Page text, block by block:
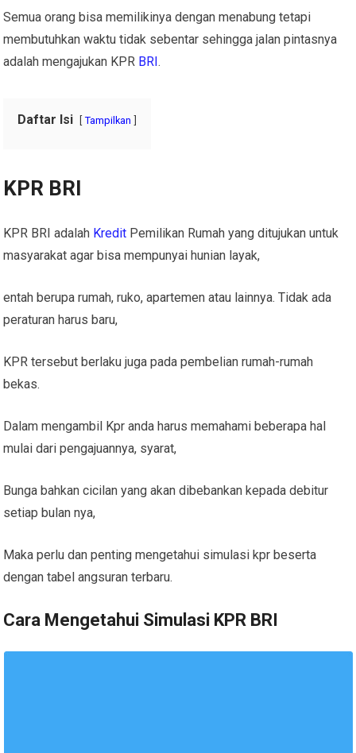
Semua orang bisa memilikinya dengan menabung tetapi
membutuhkan waktu tidak sebentar sehingga jalan pintasnya
adalah mengajukan KPR BRI.
Daftar Isi Tampilkan
KPR BRI
KPR BRI adalah Kredit Pemilikan Rumah yang ditujukan untuk
masyarakat agar bisa mempunyai hunian layak,
entah berupa rumah, ruko, apartemen atau lainnya. Tidak ada
peraturan harus baru,
KPR tersebut berlaku juga pada pembelian rumah-rumah
bekas.
Dalam mengambil Kpr anda harus memahami beberapa hal
mulai dari pengajuannya, syarat,
Bunga bahkan cicilan yang akan dibebankan kepada debitur
setiap bulan nya,
Maka perlu dan penting mengetahui simulasi kpr beserta
dengan tabel angsuran terbaru.
Cara Mengetahui Simulasi KPR BRI